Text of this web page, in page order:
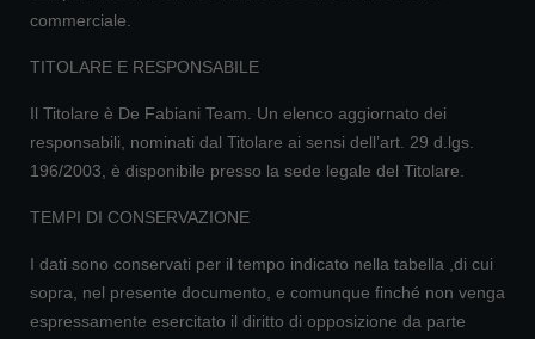
commerciale.
TITOLARE E RESPONSABILE
Il Titolare è De Fabiani Team. Un elenco aggiornato dei
responsabili, nominati dal Titolare ai sensi dell’art. 29 d.lgs.
196/2003, è disponibile presso la sede legale del Titolare.
TEMPI DI CONSERVAZIONE
I dati sono conservati per il tempo indicato nella tabella ,di cui
sopra, nel presente documento, e comunque finché non venga
espressamente esercitato il diritto di opposizione da parte